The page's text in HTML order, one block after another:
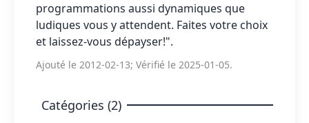
programmations aussi dynamiques que
ludiques vous y attendent. Faites votre choix
et laissez-vous dépayser!".
Ajouté le 2012-02-13; Vérifié le 2025-01-05.
Catégories (2)